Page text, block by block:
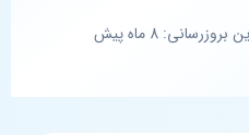
8 ماه پیش